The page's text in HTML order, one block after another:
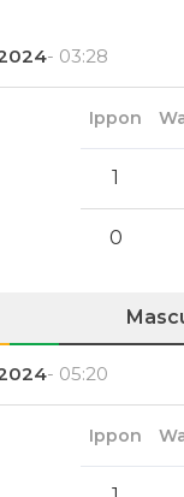
- 03:28
Ippon
1
0
- 05:20
Ippon